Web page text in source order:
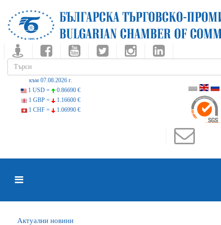
към 07.08.2026 г.
1 USD =
0.86690 €
1 GBP =
1.16600 €
1 CHF =
1.06990 €
Актуални новини